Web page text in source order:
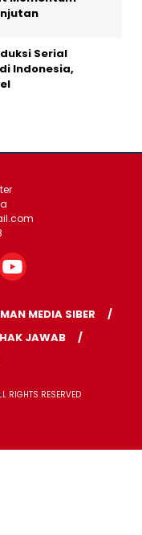
Serial
Indonesia,
MEDIA SIBER
HAK JAWAB
RIGHTS RESERVED